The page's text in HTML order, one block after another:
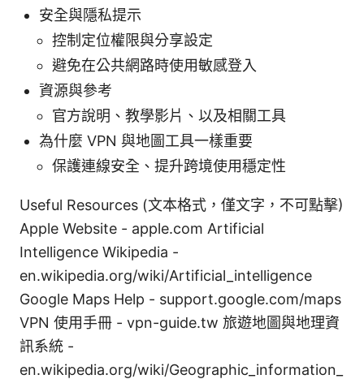
安全與隱私提示
控制定位權限與分享設定
避免在公共網路時使用敏感登入
資源與參考
官方說明、教學影片、以及相關工具
為什麼 VPN 與地圖工具一樣重要
保護連線安全、提升跨境使用穩定性
Useful Resources (文本格式，僅文字，不可點擊)
Apple Website - apple.com Artificial
Intelligence Wikipedia -
en.wikipedia.org/wiki/Artificial_intelligence
Google Maps Help - support.google.com/maps
VPN 使用手冊 - vpn-guide.tw 旅遊地圖與地理資
訊系統 -
en.wikipedia.org/wiki/Geographic_information_